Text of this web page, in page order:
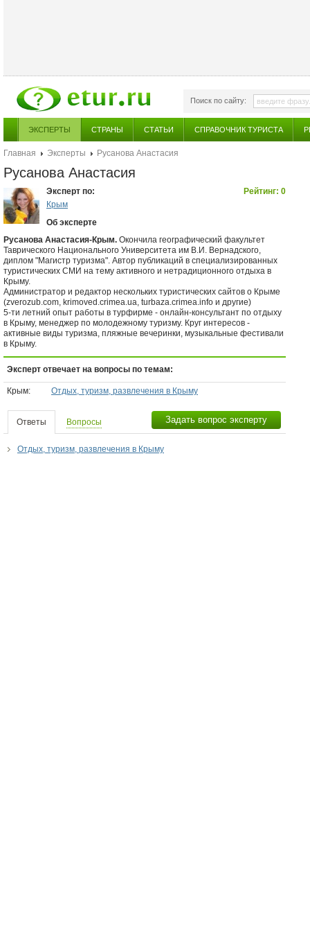
Поиск по сайту:
ЭКСПЕРТЫ СТРАНЫ СТАТЬИ СПРАВОЧНИК ТУРИСТА
Главная Эксперты Русанова Анастасия
Русанова Анастасия
Рейтинг: 0
Эксперт по:
Крым
Об эксперте
Русанова Анастасия-Крым. Окончила географический факультет
Таврического Национального Университета им В.И. Вернадского,
диплом "Магистр туризма". Автор публикаций в специализированных
туристических СМИ на тему активного и нетрадиционного отдыха в
Крыму.
Администратор и редактор нескольких туристических сайтов о Крыме
(zverozub.com, krimoved.crimea.ua, turbaza.crimea.info и другие)
5-ти летний опыт работы в турфирме - онлайн-консультант по отдыху
в Крыму, менеджер по молодежному туризму. Круг интересов -
активные виды туризма, пляжные вечеринки, музыкальные фестивали
в Крыму.
Эксперт отвечает на вопросы по темам:
Крым: Отдых, туризм, развлечения в Крыму
Ответы Вопросы Задать вопрос эксперту
Отдых, туризм, развлечения в Крыму